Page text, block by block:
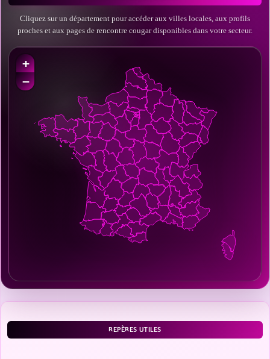
Cliquez sur un département pour accéder aux villes locales, aux profils
proches et aux pages de rencontre cougar disponibles dans votre secteur.
+
−
REPÈRES UTILES